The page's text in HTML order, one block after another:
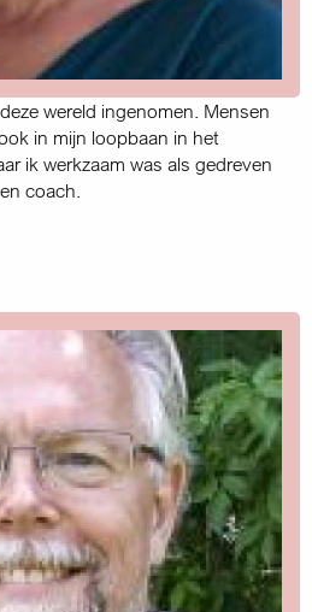
wereld ingenomen. Mensen
in mijn loopbaan in het
ik werkzaam was als gedreven
coach.